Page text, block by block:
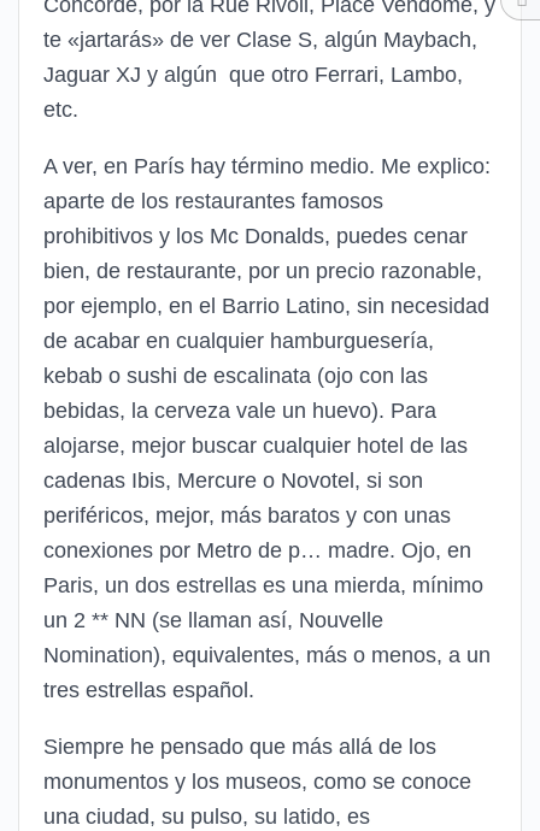
Concorde, por la Rue Rivoli, Place Vendôme, y
te «jartarás» de ver Clase S, algún Maybach,
Jaguar XJ y algún que otro Ferrari, Lambo,
etc.
A ver, en París hay término medio. Me explico:
aparte de los restaurantes famosos
prohibitivos y los Mc Donalds, puedes cenar
bien, de restaurante, por un precio razonable,
por ejemplo, en el Barrio Latino, sin necesidad
de acabar en cualquier hamburguesería,
kebab o sushi de escalinata (ojo con las
bebidas, la cerveza vale un huevo). Para
alojarse, mejor buscar cualquier hotel de las
cadenas Ibis, Mercure o Novotel, si son
periféricos, mejor, más baratos y con unas
conexiones por Metro de p… madre. Ojo, en
Paris, un dos estrellas es una mierda, mínimo
un 2 ** NN (se llaman así, Nouvelle
Nomination), equivalentes, más o menos, a un
tres estrellas español.
Siempre he pensado que más allá de los
monumentos y los museos, como se conoce
una ciudad, su pulso, su latido, es